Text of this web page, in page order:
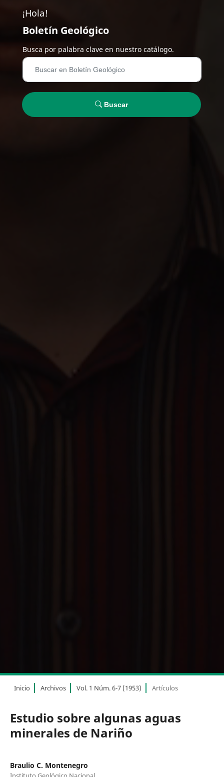
¡Hola!
Boletín Geológico
Busca por palabra clave en nuestro catálogo.
Buscar
Inicio Archivos Vol. 1 Núm. 6-7 (1953) Artículos
Estudio sobre algunas aguas
minerales de Nariño
Braulio C. Montenegro